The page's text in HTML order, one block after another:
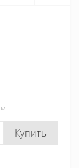
Купить